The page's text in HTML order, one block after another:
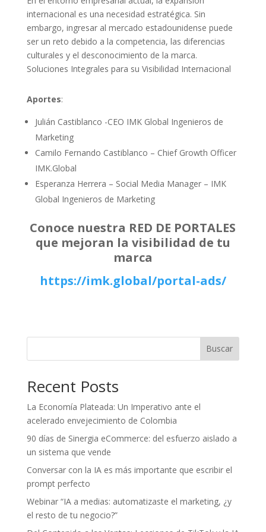
internacional es una necesidad estratégica. Sin
embargo, ingresar al mercado estadounidense puede
ser un reto debido a la competencia, las diferencias
culturales y el desconocimiento de la marca.
Soluciones Integrales para su Visibilidad Internacional
Aportes:
Julián Castiblanco -CEO IMK Global Ingenieros de
Marketing
Camilo Fernando Castiblanco – Chief Growth Officer
IMK.Global
Esperanza Herrera – Social Media Manager – IMK
Global Ingenieros de Marketing
Conoce nuestra RED DE PORTALES
que mejoran la visibilidad de tu
marca
https://imk.global/portal-ads/
Buscar
Recent Posts
La Economía Plateada: Un Imperativo ante el
acelerado envejecimiento de Colombia
90 días de Sinergia eCommerce: del esfuerzo aislado a
un sistema que vende
Conversar con la IA es más importante que escribir el
prompt perfecto
Webinar “IA a medias: automatizaste el marketing, ¿y
el resto de tu negocio?”